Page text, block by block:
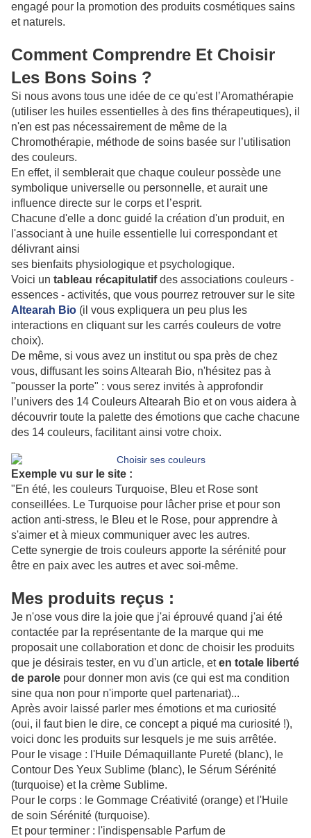
engagé pour la promotion des produits cosmétiques sains
et naturels.
Comment Comprendre Et Choisir
Les Bons Soins ?
Si nous avons tous une idée de ce qu'est l’Aromathérapie
(utiliser les huiles essentielles à des fins thérapeutiques), il
n'en est pas nécessairement de même de a
Chromothérapie, méthode de soins basée sur l’utilisation
des couleurs.
En effet, il semblerait que chaque couleur possède une
symbolique universelle ou personnelle, et aurait une
influence directe sur le corps et l’esprit.
Chacune d'elle a donc guidé la création d'un produit, en
l'associant à une huile essentielle lui correspondant et
délivrant ainsi
ses bienfaits physiologique et psychologique.
Voici un tableau récapitulatifdes associations couleurs -
essences - activités, que vous pourrez retrouver sur le site
Altearah Bio (il vous expliquera un peu plus les
interactions en cliquant sur les carrés couleurs de votre
choix).
De même, si vous avez un institut ou spa près de chez
vous, diffusant les soins Altearah Bio, n'hésitez pas à
"pousser la porte" : vous serez invités à approfondir
l’univers des 14 Couleurs Altearah Bio eton vous aidera à
découvrir toute la palette des émotions que cache chacune
des 14 couleurs, facilitant ainsi votre choix.
Exemple vu sur le site :
"En été, les couleurs Turquoise, Bleu et Rose sont
conseillées. Le Turquoise pour lâcher prise et pour son
action anti-stress, le Bleu et le Rose, pour apprendre à
s'aimer et à mieux communiquer avec les autres.
Cette synergie de trois couleurs apporte la sérénité pour
être en paix avec les autres et avec soi-même.
Mes produits reçus :
Je n'ose vous dire la joie que j'ai éprouvé quand j'ai été
contactée par la représentante de la marque qui me
proposait une collaboration et donc de choisir les produits
que je désirais tester, en vu d'un article, eten totale liberté
de parole pour donner mon avis (ce qui est ma condition
sine qua non pour n'importe quel partenariat)...
Après avoir laissé parler mes émotions et ma curiosité
(oui, il faut bien le dire, ce concept a piqué ma curiosité !),
voici donc les produits sur lesquels je me suis arrêtée.
Pour le visage : l'Huile Démaquillante Pureté (blanc), le
Contour Des Yeux Sublime (blanc), le Sérum Sérénité
(turquoise) et la crème Sublime.
Pour le corps : le Gommage Créativité (orange) et l'Huile
de soin Sérénité (turquoise).
Et pour terminer : l'indispensable Parfum de